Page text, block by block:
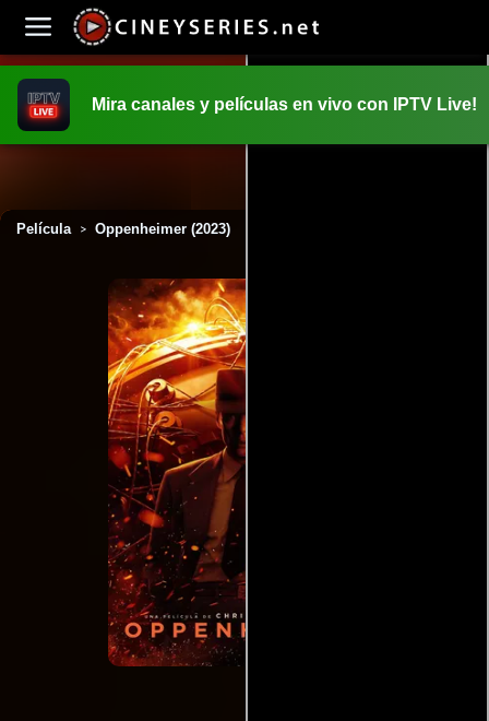
Mira canales y películas en vivo con IPTV Live!
Película > Oppenheimer (2023)